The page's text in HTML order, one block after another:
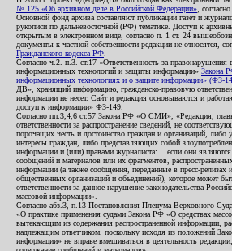
№ 125 «Об архивном деле в Российской Федерации» ,
Основной фонд архива составляют публикации газет и
рукописи по дальневосточной (РФ) тематике. Доступ к
открытым в электронном виде, согласно п. 1 ст. 24
документы к частной собственности редакции не относятся,
Гражданского кодекса РФ
Согласно ч.2. п.3. ст.17 «Ответственность за правонарушения
информационных технологий и защиты информации» Закона
информационных технологиях и о защите информации» (ФЗ-
ДВ», хранящий информацию, гражданско-правовую
информации не несет. Сайт и редакция основываются и
доступ к информации» ФЗ-149.
Согласно пп.3,4,6 ст.57 Закона РФ «О СМИ», «Редакция,
ответственности за распространение сведений, не
порочащих честь и достоинство граждан и организаций,
интересы граждан, либо представляющих собой
информации и (или) правами журналиста: ...если они
сообщений и материалов или их фрагментов,
информации (а также сообщения, переданные в пресс-релизах
общественных организаций и объединений), которое может
ответственности за данное нарушение законодательства
массовой информации».
Согласно абз.3, п.13 Постановления Пленума Верховного
«О практике применения судами Закона РФ «О средствах
вытекающим из содержания распространенной информации,
надлежащим ответчиком, поскольку исходя из положений
информации» не вправе вмешиваться в деятельность